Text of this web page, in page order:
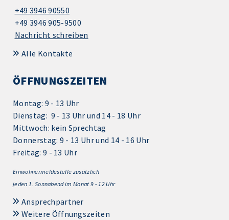
+49 3946 90550
+49 3946 905-9500
Nachricht schreiben
Alle Kontakte
ÖFFNUNGSZEITEN
Montag: 9 - 13 Uhr
Dienstag: 9 - 13 Uhr und 14 - 18 Uhr
Mittwoch: kein Sprechtag
Donnerstag: 9 - 13 Uhr und 14 - 16 Uhr
Freitag: 9 - 13 Uhr
Einwohnermeldestelle zusätzlich
jeden 1. Sonnabend im Monat 9 - 12 Uhr
Ansprechpartner
Weitere Öffnungszeiten